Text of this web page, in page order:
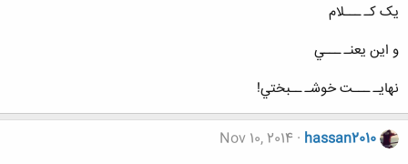
يک کـ ـــلام
و اين يعنـ ـــي
نهايـ ـــت خوشـ ــبختي!
hassan2010
Nov 10, 2014